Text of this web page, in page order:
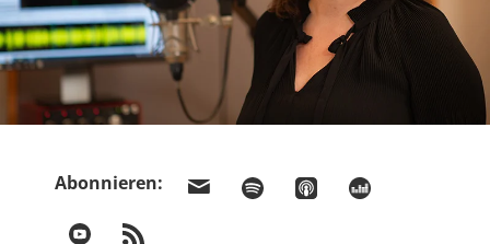
Abonnieren: